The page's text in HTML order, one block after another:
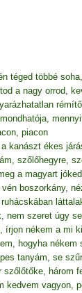
téged többé
a nagy orrod,
piacon
kanászt ékes
szőlőhegyre,
a magyart
boszorkány,
nem szeret úgy
írjon nékem a mi
hogyha
tanyám, se
szőlőtőke, három
kedvem vagyon,